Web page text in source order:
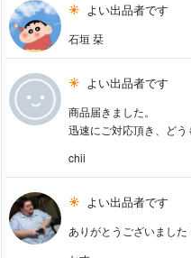
よい出品者です
石垣 栞
よい出品者です
商品届きました。
迅速にご対応頂き、どう
chii
よい出品者です
ありがとうございました